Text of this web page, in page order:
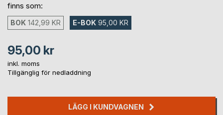
finns som:
BOK 142,99 KR E-BOK 95,00 KR
95,00 kr
inkl. moms
Tillgänglig för nedladdning
LÄGG I KUNDVAGNEN